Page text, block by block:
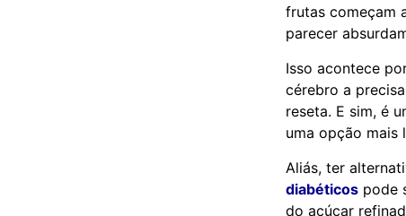
frutas começam
parecer
Isso acontece
cérebro a
reseta. E sim, é
uma opção
Aliás, ter
diabéticos pode
do açúcar